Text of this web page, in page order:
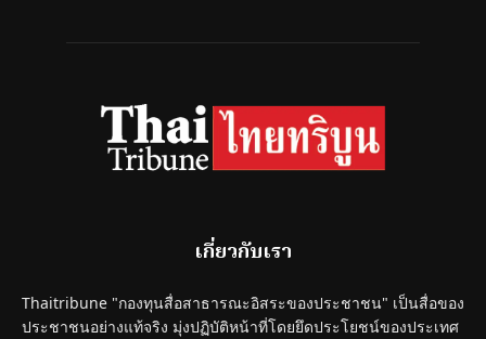
เกี่ยวกับเรา
Thaitribune "กองทุนสื่อสาธารณะอิสระของประชาชน" เป็นสื่อของ
ประชาชนอย่างแท้จริง มุ่งปฏิบัติหน้าที่โดยยึดประโยชน์ของประเทศ